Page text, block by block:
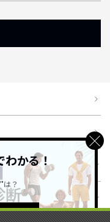
わかる！
は？